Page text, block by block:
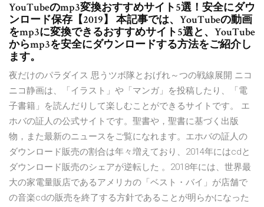
YouTubeのmp3変換おすすめサイト5選！安全にダウ
ンロード保存【2019】 本記事では、YouTubeの動画
をmp3に変換できるおすすめサイト5選と、YouTube
からmp3を安全にダウンロードする方法をご紹介し
ます。
夜だけのパラダイス 思うツボ隊とおげれ～つの戦線展開 ニコ
ニコ静画は、「イラスト」や「マンガ」を投稿したり、「電
子書籍」を読んだりして楽しむことができるサイトです。 エ
ホバの証人の公式サイトです。聖書や，聖書に基づく出版
物，また最新のニュースをご覧になれます。エホバの証人の
ダウンロード販売の割合は年々増えており、2014年にはcdと
ダウンロード販売のシェアが逆転した 。2018年には、世界最
大の家電量販店であるアメリカの「ベスト・バイ」が店舗で
の音楽cdの販売を終了する方針であることが明らかになった